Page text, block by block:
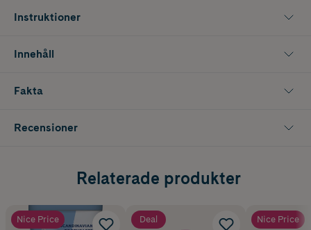
Instruktioner
Innehåll
Fakta
Recensioner
Relaterade produkter
Nice Price Deal Nice Price